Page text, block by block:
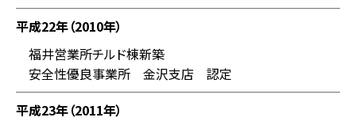
平成22年（2010年）
福井営業所チルド棟新築
安全性優良事業所 金沢支店 認定
平成23年（2011年）